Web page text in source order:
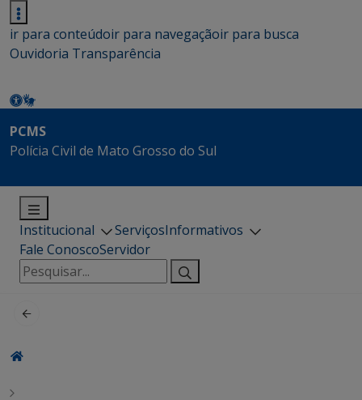
ir para conteúdoir para navegaçãoir para busca
Ouvidoria Transparência
PCMS
Polícia Civil de Mato Grosso do Sul
Institucional ServiçosInformativos
Fale ConoscoServidor
Pesquisar
por: